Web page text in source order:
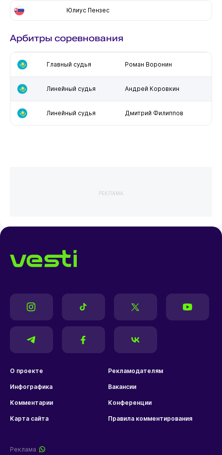
Юлиус Пензес
Арбитры соревнования
Главный судья Роман Воронин
Линейный судья Андрей Коровкин
Линейный судья Дмитрий Филиппов
РЕКЛАМА
О проекте Рекламодателям
Инфографика Вакансии
Комментарии Конференции
Карта сайта Правила комментирования
Реклама